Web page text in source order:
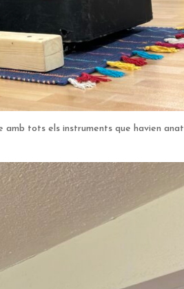
amb tots els instruments que havien anat